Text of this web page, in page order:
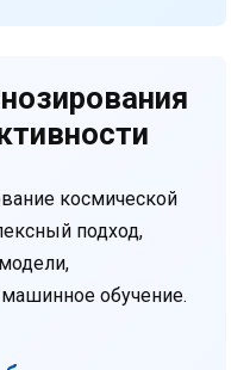
космической
подход,
обучение.